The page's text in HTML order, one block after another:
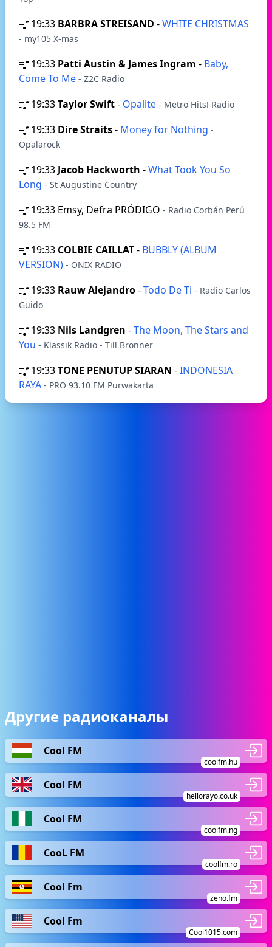
19:33 BARBRA STREISAND -WHITE CHRISTMAS
- my105 X-mas
19:33 Patti Austin & James Ingram - Baby,
Come To Me - Z2C Radio
19:33Taylor Swift- Opalite - Metro Hits! Radio
19:33 Dire Straits- Money for Nothing -
Opalarock
19:33 Jacob Hackworth -What Took You So
Long - St Augustine Country
19:33 Emsy, Defra PRÓDIGO - Radio Corbán Perú
98.5 FM
19:33 COLBIE CAILLAT- BUBBLY (ALBUM
VERSION) - ONIX RADIO
19:33 Rauw Alejandro-Todo De Ti - Radio Carlos
Guido
19:33 Nils Landgren -The Moon, The Stars and
You - Klassik Radio - Till Brönner
19:33TONE PENUTUP SIARAN -INDONESIA
RAYA - PRO 93.10 FM Purwakarta
Другие радиоканалы
Cool FM
coolfm.hu
Cool FM
hellorayo.co.uk
Cool FM
coolfm.ng
CooL FM
coolfm.ro
Cool Fm
zeno.fm
Cool Fm
Cool1015.com